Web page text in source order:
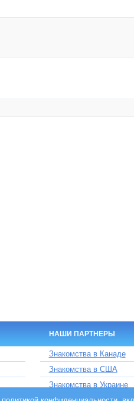
НАШИ ПАРТНЕРЫ
Знакомства в Канаде
Знакомства в США
Знакомства в Украине